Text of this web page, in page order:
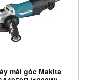
mài góc Makita